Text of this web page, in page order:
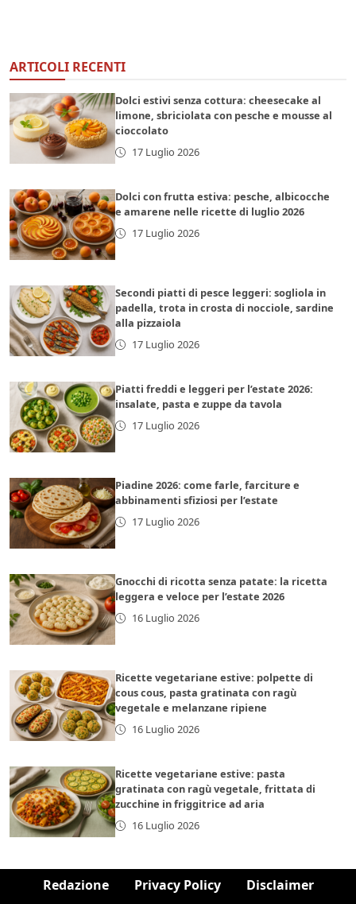
ARTICOLI RECENTI
Dolci estivi senza cottura: cheesecake al
limone, sbriciolata con pesche e mousse al
cioccolato
17 Luglio 2026
Dolci con frutta estiva: pesche, albicocche
e amarene nelle ricette di luglio 2026
17 Luglio 2026
Secondi piatti di pesce leggeri: sogliola in
padella, trota in crosta di nocciole, sardine
alla pizzaiola
17 Luglio 2026
Piatti freddi e leggeri per l’estate 2026:
insalate, pasta e zuppe da tavola
17 Luglio 2026
Piadine 2026: come farle, farciture e
abbinamenti sfiziosi per l’estate
17 Luglio 2026
Gnocchi di ricotta senza patate: la ricetta
leggera e veloce per l’estate 2026
16 Luglio 2026
Ricette vegetariane estive: polpette di
cous cous, pasta gratinata con ragù
vegetale e melanzane ripiene
16 Luglio 2026
Ricette vegetariane estive: pasta
gratinata con ragù vegetale, frittata di
zucchine in friggitrice ad aria
16 Luglio 2026
Redazione Privacy Policy Disclaimer